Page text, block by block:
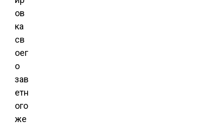
ов
ка
св
оег
о
зав
етн
ого
же